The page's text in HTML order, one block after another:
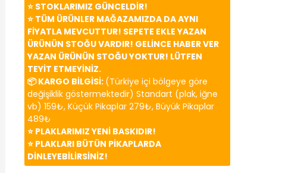
⭐️ STOKLARIMIZ GÜNCELDİR!
⭐️ TÜM ÜRÜNLER MAĞAZAMIZDA DA AYNI
FİYATLA MEVCUTTUR! SEPETE EKLE YAZAN
ÜRÜNÜN STOĞU VARDIR! GELİNCE HABER VER
YAZAN ÜRÜNÜN STOĞU YOKTUR! LÜTFEN
TEYİT ETMEYİNİZ.
📦 KARGO BİLGİSİ: (Türkiye içi bölgeye göre
değişiklik göstermektedir) Standart (plak, iğne
vb) 159₺, Küçük Pikaplar 279₺, Büyük Pikaplar
489₺
⭐️ PLAKLARIMIZ YENİ BASKIDIR!
⭐️ PLAKLARI BÜTÜN PİKAPLARDA
DİNLEYEBİLİRSİNİZ!